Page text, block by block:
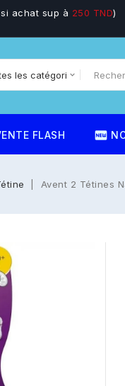
si achat sup à 250 TND)
FLASH fiber_new
Avent 2 Tétines